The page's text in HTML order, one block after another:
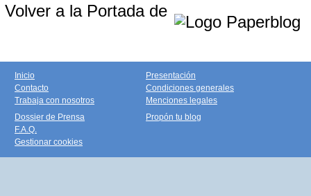
Volver a la Portada de
Inicio
Contacto
Trabaja con nosotros
Presentación
Condiciones generales
Menciones legales
Dossier de Prensa
F.A.Q.
Gestionar cookies
Propón tu blog